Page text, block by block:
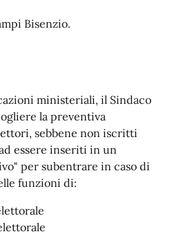
Bisenzio.
ministeriali, il Sindaco
la preventiva
sebbene non iscritti
essere inseriti in un
per subentrare in caso di
funzioni di: